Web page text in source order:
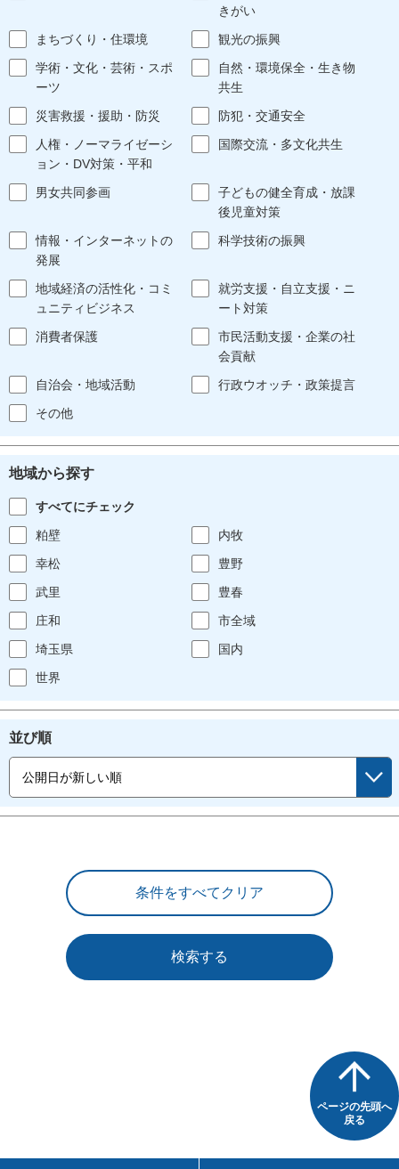
きがい
まちづくり・住環境
観光の振興
学術・文化・芸術・スポ
ーツ
自然・環境保全・生き物
共生
災害救援・援助・防災
防犯・交通安全
人権・ノーマライゼーシ
ョン・DV対策・平和
国際交流・多文化共生
男女共同参画
子どもの健全育成・放課
後児童対策
情報・インターネットの
発展
科学技術の振興
地域経済の活性化・コミ
ュニティビジネス
就労支援・自立支援・ニ
ート対策
消費者保護
市民活動支援・企業の社
会貢献
自治会・地域活動
行政ウオッチ・政策提言
その他
地域から探す
すべてにチェック
粕壁
内牧
幸松
豊野
武里
豊春
庄和
市全域
埼玉県
国内
世界
並び順
検索する
ページの先頭へ
戻る